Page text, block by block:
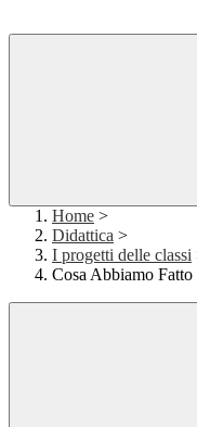
Home >
Didattica >
I progetti delle classi
Cosa Abbiamo Fatto